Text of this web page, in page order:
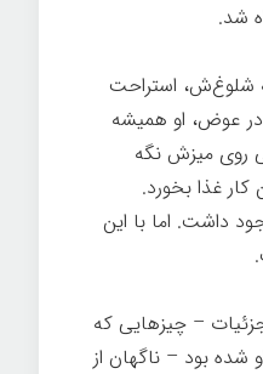
شد.
شلوغ‌ش، استراحت
در عوض، او همیشه
روی میزش نگه
غذا بخورد.
داشت. اما با این
– چیزهایی که
شده بود – ناگهان از